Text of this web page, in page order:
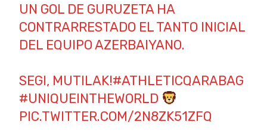
UN GOL DE GURUZETA HA
CONTRARRESTADO EL TANTO INICIAL
DEL EQUIPO AZERBAIYANO.
SEGI, MUTILAK!#ATHLETICQARABAG
#UNIQUEINTHEWORLD
PIC.TWITTER.COM/2N8ZK51ZFQ